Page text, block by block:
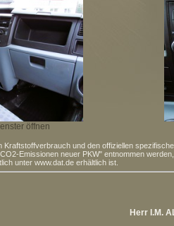
öffnen
Kraftstoffverbrauch und den offiziellen
Emissionen neuer PKW" entnommen
unter www.dat.de erhältlich ist.
Herr I.M.